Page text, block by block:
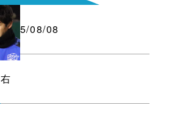
1975/08/08
右